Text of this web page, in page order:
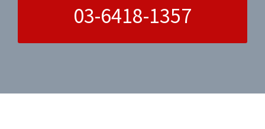
03-6418-1357